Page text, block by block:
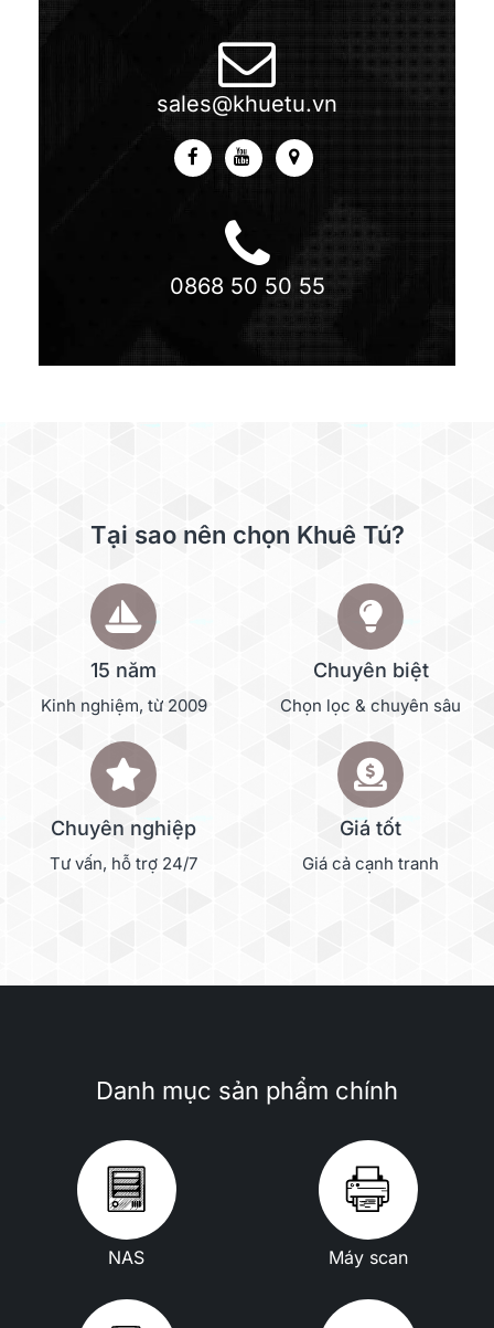
sales@khuetu.vn
0868 50 50 55
Tại sao nên chọn Khuê Tú?
15 năm
Kinh nghiệm, từ 2009
Chuyên biệt
Chọn lọc & chuyên sâu
Chuyên nghiệp
Tư vấn, hỗ trợ 24/7
Giá tốt
Giá cả cạnh tranh
Danh mục sản phẩm chính
NAS Máy scan